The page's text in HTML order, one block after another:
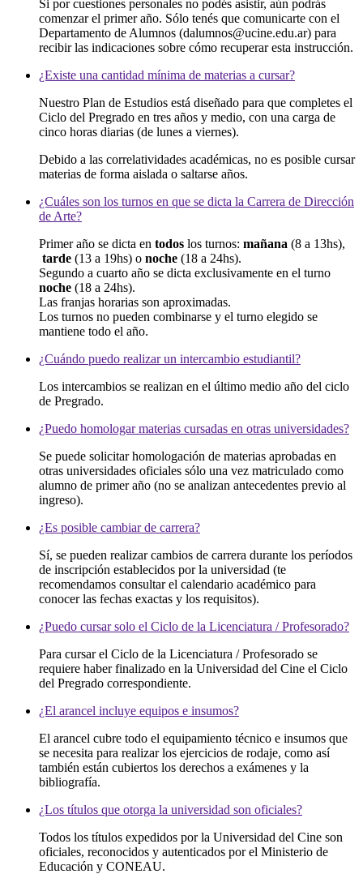
Si por cuestiones personales no podés asistir, aún podrás
comenzar el primer año. Sólo tenés que comunicarte con el
Departamento de Alumnos (dalumnos@ucine.edu.ar) para
recibir las indicaciones sobre cómo recuperar esta instrucción.
¿Existe una cantidad mínima de materias a cursar?
Nuestro Plan de Estudios está diseñado para que completes el
Ciclo del Pregrado en tres años y medio, con una carga de
cinco horas diarias (de lunes a viernes).
Debido a las correlatividades académicas, no es posible cursar
materias de forma aislada o saltarse años.
¿Cuáles son los turnos en que se dicta la Carrera de Dirección
de Arte?
Primer año se dicta en todos los turnos: mañana (8 a 13hs),
tarde (13 a 19hs) o noche (18 a 24hs).
Segundo a cuarto año se dicta exclusivamente en el turno
noche (18 a 24hs).
Las franjas horarias son aproximadas.
Los turnos no pueden combinarse y el turno elegido se
mantiene todo el año.
¿Cuándo puedo realizar un intercambio estudiantil?
Los intercambios se realizan en el último medio año del ciclo
de Pregrado.
¿Puedo homologar materias cursadas en otras universidades?
Se puede solicitar homologación de materias aprobadas en
otras universidades oficiales sólo una vez matriculado como
alumno de primer año (no se analizan antecedentes previo al
ingreso).
¿Es posible cambiar de carrera?
Sí, se pueden realizar cambios de carrera durante los períodos
de inscripción establecidos por la universidad (te
recomendamos consultar el calendario académico para
conocer las fechas exactas y los requisitos).
¿Puedo cursar solo el Ciclo de la Licenciatura / Profesorado?
Para cursar el Ciclo de la Licenciatura / Profesorado se
requiere haber finalizado en la Universidad del Cine el Ciclo
del Pregrado correspondiente.
¿El arancel incluye equipos e insumos?
El arancel cubre todo el equipamiento técnico e insumos que
se necesita para realizar los ejercicios de rodaje, como así
también están cubiertos los derechos a exámenes y la
bibliografía.
¿Los títulos que otorga la universidad son oficiales?
Todos los títulos expedidos por la Universidad del Cine son
oficiales, reconocidos y autenticados por el Ministerio de
Educación y CONEAU.